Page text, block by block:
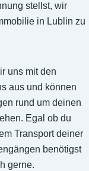
stellst, wir
in Lublin zu
uns mit den
aus und können
rund um deinen
Egal ob du
Transport deiner
benötigst
gerne.